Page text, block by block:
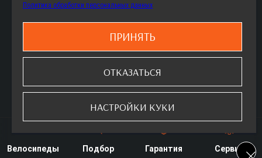
Горные
Детские
Шоссейные
Женские велосипеды
Как выбрать
Где купить
Гарантия
Сервис
Велосипеды Подбор Гарантия Сервис
Политика обработки персональных данных
ПРИНЯТЬ
ОТКАЗАТЬСЯ
НАСТРОЙКИ КУКИ